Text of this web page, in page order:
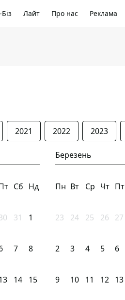
Лайт Про нас Реклама
2021 2022 2023
Сб Нд
31 1
7 8
14 15
Березень
Пн Вт Ср Чт Пт
23 24 25 26 27
2 3 4 5 6
9 10 11 12 13